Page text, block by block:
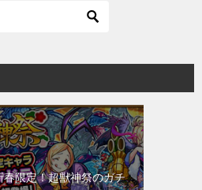
春限定！超獣神祭のガチ